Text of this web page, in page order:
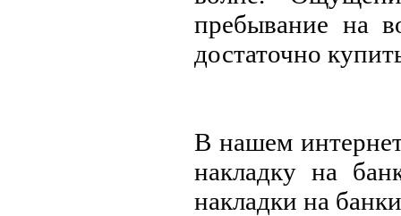
пребывание на
достаточно
В нашем
накладку на
накладки на